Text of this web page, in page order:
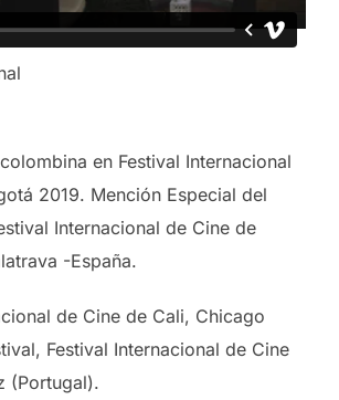
en Festival Internacional
2019. Mención Especial del
Internacional de Cine de
-España.
de Cine de Cali, Chicago
Festival Internacional de Cine
(Portugal).